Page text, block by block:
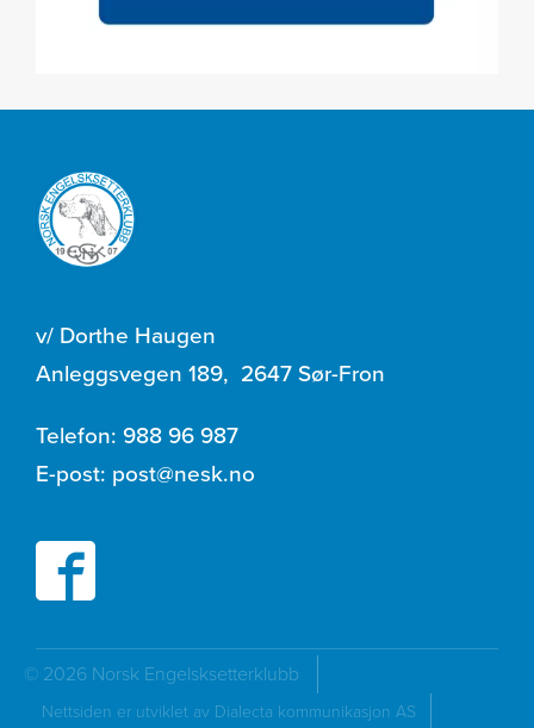
v/ Dorthe Haugen
Anleggsvegen 189, 2647 Sør-Fron
Telefon: 988 96 987
E-post: post@nesk.no
© 2026 Norsk Engelsksetterklubb
Nettsiden er utviklet av Dialecta kommunikasjon AS